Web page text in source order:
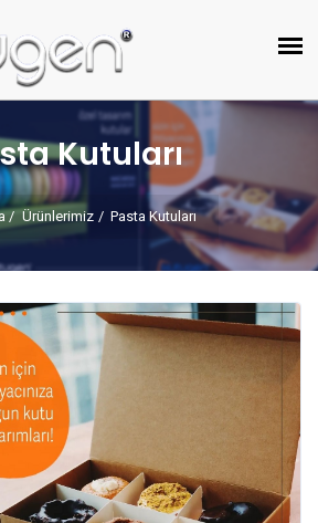
Kutuları
Ürünlerimiz Pasta Kutuları